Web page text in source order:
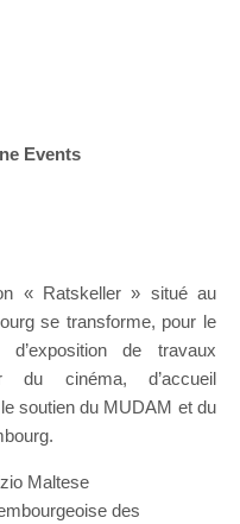
Events
« Ratskeller » situé au
se transforme, pour le
d’exposition de travaux
du cinéma, d’accueil
soutien du MUDAM et du
Maltese
des